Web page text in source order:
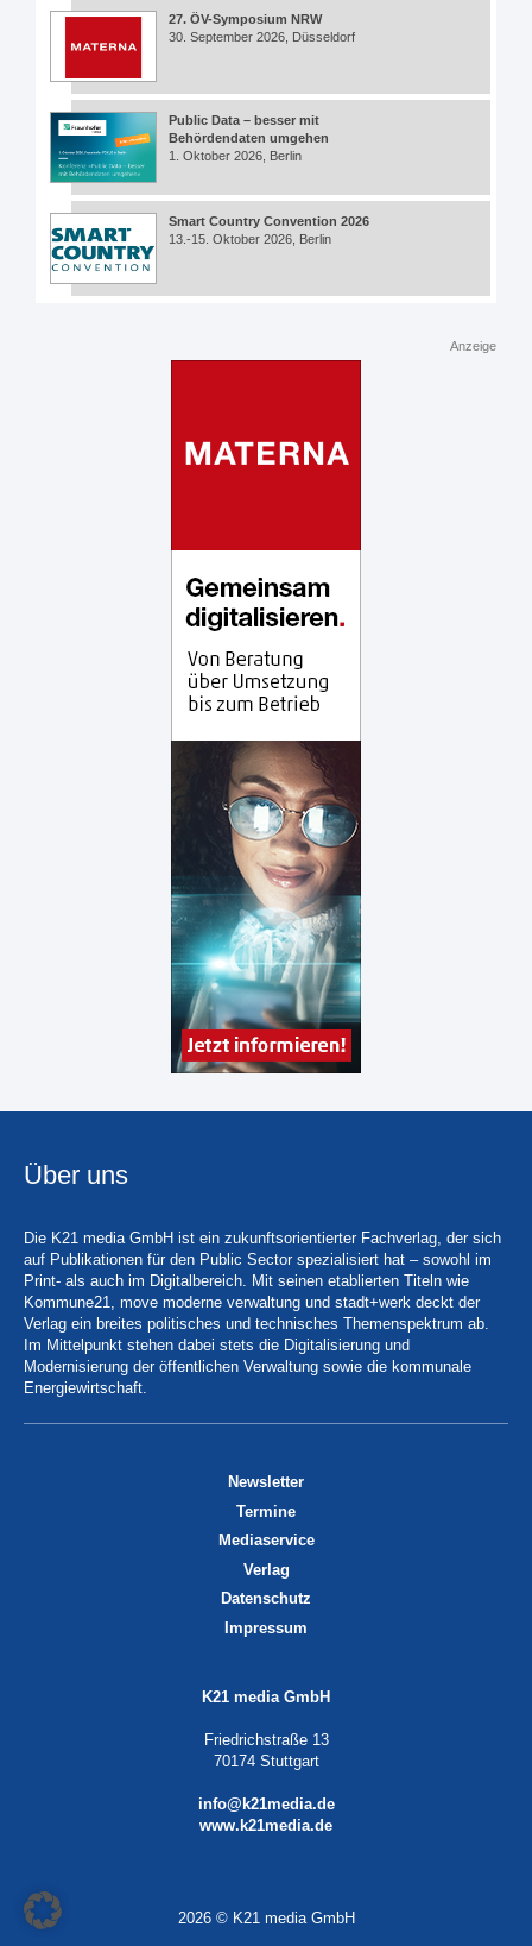
27. ÖV-Symposium NRW
30. September 2026, Düsseldorf
Public Data – besser mit
Behördendaten umgehen
1. Oktober 2026, Berlin
Smart Country Convention 2026
13.-15. Oktober 2026, Berlin
Anzeige
Über uns
Die K21 media GmbH ist ein zukunftsorientierter Fachverlag, der sich
auf Publikationen für den Public Sector spezialisiert hat – sowohl im
Print- als auch im Digitalbereich. Mit seinen etablierten Titeln wie
Kommune21, move moderne verwaltung und stadt+werk deckt der
Verlag ein breites politisches und technisches Themenspektrum ab.
Im Mittelpunkt stehen dabei stets die Digitalisierung und
Modernisierung der öffentlichen Verwaltung sowie die kommunale
Energiewirtschaft.
Newsletter
Termine
Mediaservice
Verlag
Datenschutz
Impressum
K21 media GmbH
Friedrichstraße 13
70174 Stuttgart
info@k21media.de
www.k21media.de
2026 © K21 media GmbH